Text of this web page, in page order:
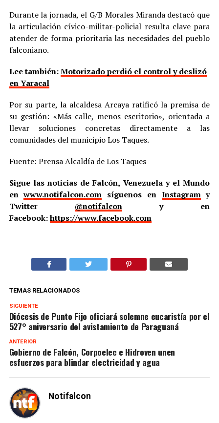
Durante la jornada, el G/B Morales Miranda destacó que
la articulación cívico-militar-policial resulta clave para
atender de forma prioritaria las necesidades del pueblo
falconiano.
Lee también:Motorizado perdió el control y deslizó
en Yaracal
Por su parte, la alcaldesa Arcaya ratificó la premisa de
su gestión: «Más calle, menos escritorio», orientada a
llevar soluciones concretas directamente a las
comunidades del municipio Los Taques.
Fuente: Prensa Alcaldía de Los Taques
Sigue las noticias de Falcón, Venezuela y el Mundo
enwww.notifalcon.com síguenos en Instagramy
Twitter @notifalcony en
Facebook:https://www.facebook.com
TEMAS RELACIONADOS
SIGUIENTE
Diócesis de Punto Fijo oficiará solemne eucaristía por el
527° aniversario del avistamiento de Paraguaná
ANTERIOR
Gobierno de Falcón, Corpoelec e Hidroven unen
esfuerzos para blindar electricidad y agua
Notifalcon